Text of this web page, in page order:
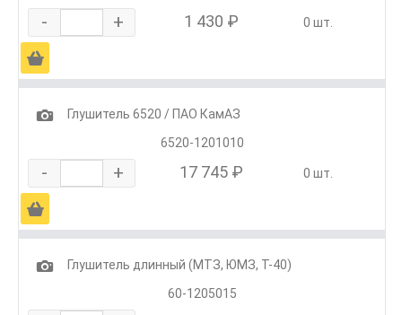
- + 1 430 ₽ 0 шт.
Ä
1
Глушитель 6520 / ПАО КамАЗ
6520-1201010
- + 17 745 ₽ 0 шт.
Ä
1
Глушитель длинный (МТЗ, ЮМЗ, Т-40)
60-1205015